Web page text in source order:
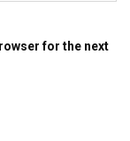
for the next